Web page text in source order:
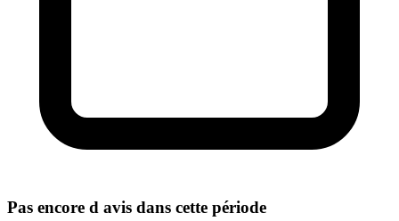
Pas encore d avis dans cette période